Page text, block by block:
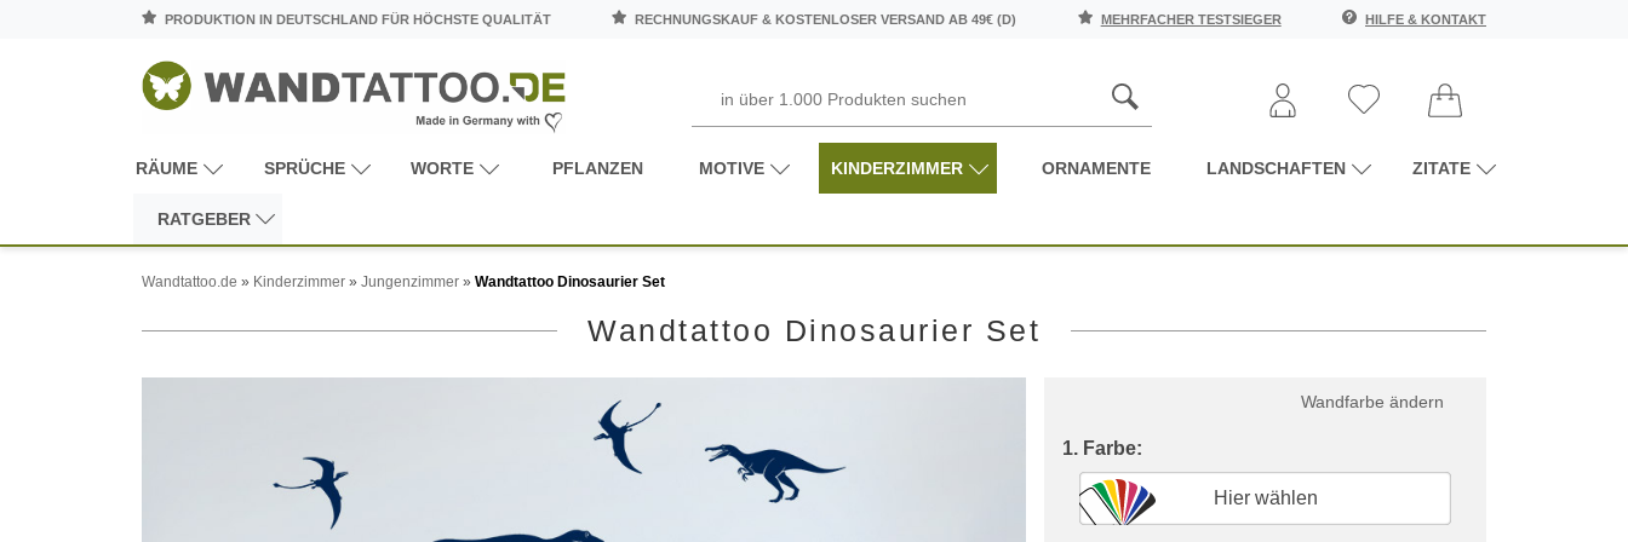
PRODUKTION IN DEUTSCHLAND FÜR HÖCHSTE QUALITÄT RECHNUNGSKAUF & KOSTENLOSER VERSAND AB 49€ (D) MEHRFACHER TESTSIEGER HILFE & KONTAKT
RÄUME SPRÜCHE WORTE PFLANZEN MOTIVE KINDERZIMMER ORNAMENTE LANDSCHAFTEN ZITATE
RATGEBER
Wandtattoo.de » Kinderzimmer » Jungenzimmer » Wandtattoo Dinosaurier Set
Wandtattoo Dinosaurier Set
Wandfarbe ändern
1. Farbe:
Hier wählen